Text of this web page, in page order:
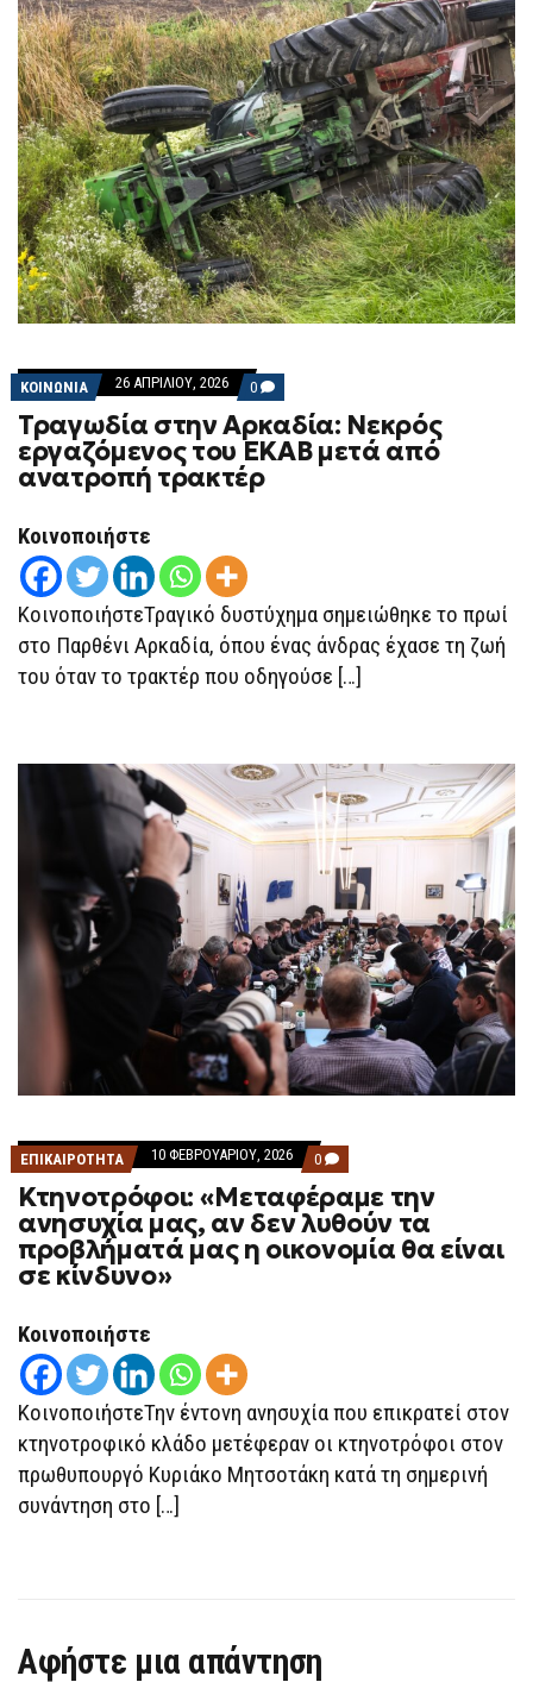
ΚΟΙΝΩΝΙΑ 26 ΑΠΡΙΛΊΟΥ, 2026 0 COMMENTS
ON
ΤΡΑΓΩΔΊΑ
ΣΤΗΝ
ΑΡΚΑΔΊΑ:
ΝΕΚΡΌΣ
Τραγωδία στην Αρκαδία: Νεκρός
εργαζόμενος του ΕΚΑΒ μετά από
ανατροπή τρακτέρ
Κοινοποιήστε
ΚοινοποιήστεΤραγικό δυστύχημα σημειώθηκε το πρωί
στο Παρθένι Αρκαδία, όπου ένας άνδρας έχασε τη ζωή
του όταν το τρακτέρ που οδηγούσε […]
ΕΠΙΚΑΙΡΟΤΗΤΑ 10 ΦΕΒΡΟΥΑΡΊΟΥ, 2026 0 COMMENTS
ON
ΚΤΗΝΟΤΡΌΦΟΙ:
«ΜΕΤΑΦΈΡΑΜΕ
ΤΗΝ
ΑΝΗΣΥΧΊΑ
ΜΑΣ,
ΟΙΚΟΝΟΜΊΑ
ΘΑ
ΕΊΝΑΙ
ΚΊΝΔΥΝΟ»
Κτηνοτρόφοι: «Μεταφέραμε την
ανησυχία μας, αν δεν λυθούν τα
προβλήματά μας η οικονομία θα είναι
σε κίνδυνο»
Κοινοποιήστε
ΚοινοποιήστεΤην έντονη ανησυχία που επικρατεί στον
κτηνοτροφικό κλάδο μετέφεραν οι κτηνοτρόφοι στον
πρωθυπουργό Κυριάκο Μητσοτάκη κατά τη σημερινή
συνάντηση στο […]
Αφήστε μια απάντηση